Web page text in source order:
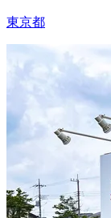
東京都